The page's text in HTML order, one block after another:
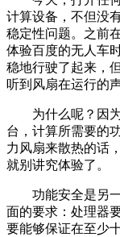
计算设备，不但没
稳定性问题。之前
体验百度的无人车
稳地行驶了起来，
听到风扇在运行的
为什么呢？因为
台，计算所需要的
力风扇来散热的话
就别讲究体验了。
功能安全是另一
面的要求：处理器
要能够保证在至少